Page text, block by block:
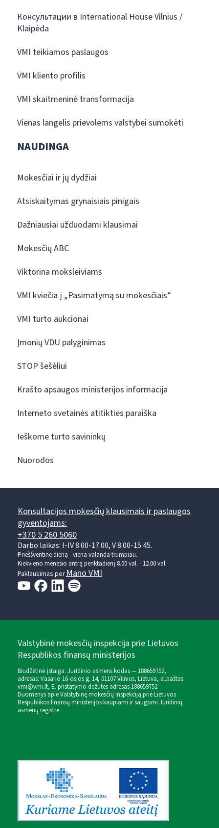
Консультации в International House Vilnius /
Klaipėda
VMI teikiamos paslaugos
VMI kliento profilis
VMI skaitmeninė transformacija
Vienas langelis prievolėms valstybei sumokėti
NAUDINGA
Mokesčiai ir jų dydžiai
Atsiskaitymas grynaisiais pinigais
Dažniausiai užduodami klausimai
Mokesčių ABC
Viktorina moksleiviams
VMI kviečia į „Pasimatymą su mokesčiais“
VMI turto aukcionai
Įmonių VDU palyginimas
STOP šešėliui
Krašto apsaugos ministerijos informacija
Interneto svetainės atitikties paraiška
Ieškome turto savininkų
Nuorodos
Konsultacijos mokesčių klausimais ir paslaugos
gyventojams:
+370 5 260 5060
Darbo laikas: I-IV 8.00-17.00, V 8.00-15.45.
Prieššventinę dieną - viena valanda trumpiau.
Kiekvieno mėnesio antrą penktadienį 8.00 val. - 12.00 val.
Paklausimas per Mano VMI
Valstybinė mokesčių inspekcija prie Lietuvos
Respublikos finansų ministerijos
Biudžetinė įstaiga. Juridinio asmens kodas — 188659752,
adresas: Vasario 16-osios g. 14, 01107 Vilnius, Lietuva, el.paštas:
vmi@vmi.lt, E. pristatymo dėžutės adresas 188659752
Duomenys apie Valstybinę mokesčių inspekciją prie Lietuvos
Respublikos finansų ministerijos kaupiami ir saugomi Juridinių
asmenų registre